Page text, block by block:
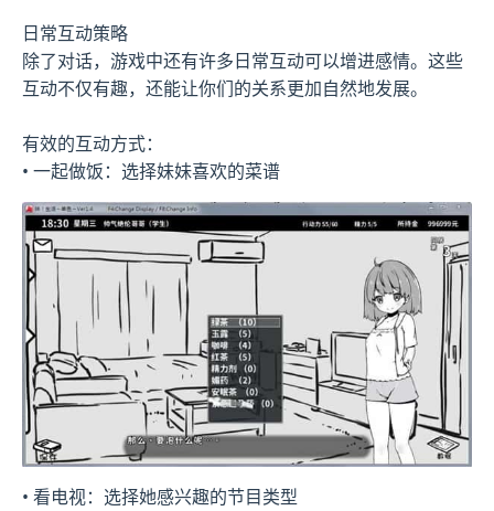
日常互动策略
除了对话，游戏中还有许多日常互动可以增进感情。这些
互动不仅有趣，还能让你们的关系更加自然地发展。
有效的互动方式：
• 一起做饭：选择妹妹喜欢的菜谱
• 看电视：选择她感兴趣的节目类型